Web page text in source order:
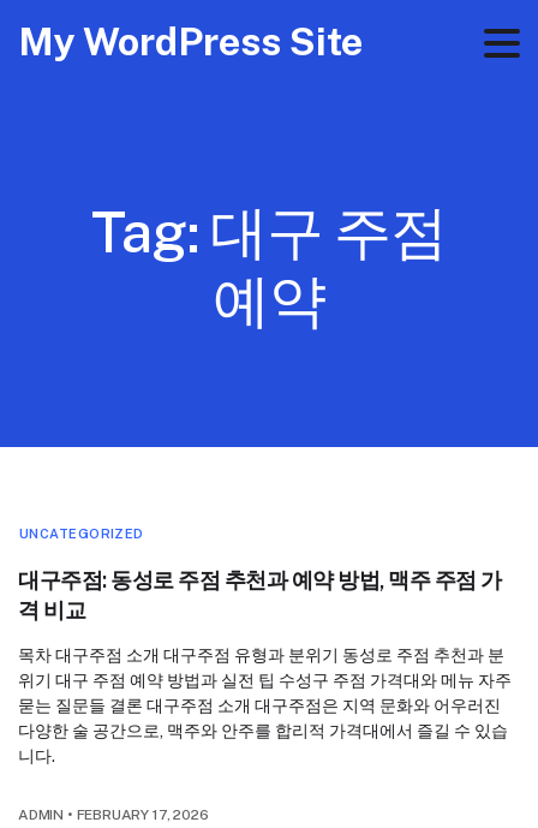
My WordPress Site
Tag: 대구 주점
예약
UNCATEGORIZED
대구주점: 동성로 주점 추천과 예약 방법, 맥주 주점 가
격 비교
목차 대구주점 소개 대구주점 유형과 분위기 동성로 주점 추천과 분
위기 대구 주점 예약 방법과 실전 팁 수성구 주점 가격대와 메뉴 자주
묻는 질문들 결론 대구주점 소개 대구주점은 지역 문화와 어우러진
다양한 술 공간으로, 맥주와 안주를 합리적 가격대에서 즐길 수 있습
니다.
ADMIN • FEBRUARY 17, 2026